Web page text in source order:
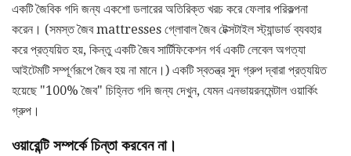
একটি জৈবিক গদি জন্য একশো ডলারের অতিরিক্ত খরচ করে ফেলার পরিকল্পনা
করেন। (সমস্ত জৈব mattresses গ্লোবাল জৈব টেক্সটাইল স্ট্যান্ডার্ড ব্যবহার
করে প্রত্যয়িত হয়, কিন্তু একটি জৈব সার্টিফিকেশন গর্ব একটি লেবেল অগত্যা
আইটেমটি সম্পূর্ণরূপে জৈব হয় না মানে।) একটি স্বতন্ত্র সুদ গ্রুপ দ্বারা প্রত্যয়িত
হয়েছে "100% জৈব" চিহ্নিত গদি জন্য দেখুন, যেমন এনভায়রনমেন্টাল ওয়ার্কিং
গ্রুপ।
ওয়ারেন্টি সম্পর্কে চিন্তা করবেন না।